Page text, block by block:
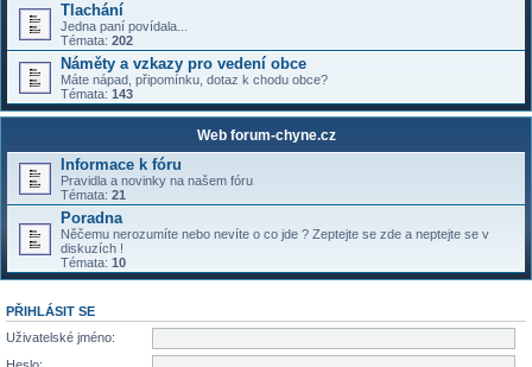
Tlachání
Jedna paní povídala...
Témata: 202
Náměty a vzkazy pro vedení obce
Máte nápad, připomínku, dotaz k chodu obce?
Témata: 143
Web forum-chyne.cz
Informace k fóru
Pravidla a novinky na našem fóru
Témata: 21
Poradna
Něčemu nerozumíte nebo nevíte o co jde ? Zeptejte se zde a neptejte se v
diskuzích !
Témata: 10
PŘIHLÁSIT SE
Uživatelské jméno: